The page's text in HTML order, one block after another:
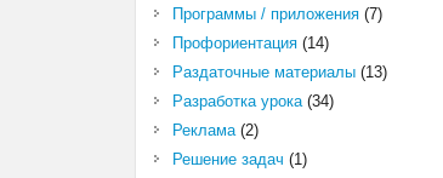
Программы / приложения(7)
Профориентация(14)
Раздаточные материалы(13)
Разработка урока(34)
Реклама(2)
Решение задач (1)